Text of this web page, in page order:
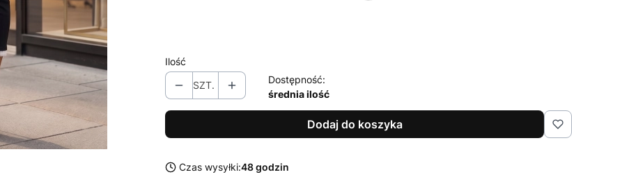
Ilość
SZT.
Dostępność:
średnia ilość
Dodaj do koszyka
Czas wysyłki:48 godzin